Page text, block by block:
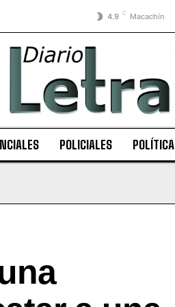
4.9 C Macachín
POLICIALES POLÍTICA